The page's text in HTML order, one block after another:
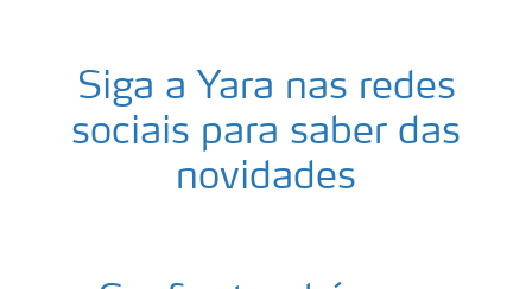
Siga a Yara nas redes
sociais para saber das
novidades